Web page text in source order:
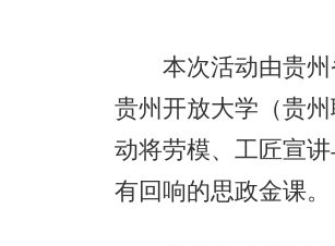
本次活动由贵州
贵州开放大学（贵
动将劳模、工匠宣讲
有回响的思政金课。